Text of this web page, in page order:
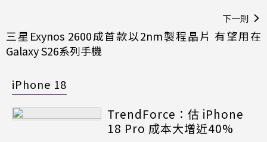
下一則
三星Exynos 2600成首款以2nm製程晶片 有望用在
Galaxy S26系列手機
iPhone 18
TrendForce：估 iPhone
18 Pro 成本大增近40%